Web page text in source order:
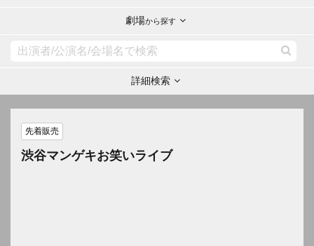
劇場から探す
詳細検索
先着販売
渋谷マンゲキお笑いライブ